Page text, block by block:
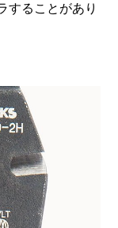
することがあり